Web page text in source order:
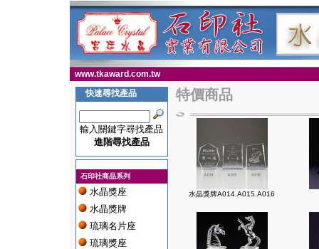
www.tkaward.com.tw
快速尋找產品
輸入關鍵字尋找產品
進階尋找產品
石印社商品系列
水晶獎座
水晶獎牌
琉璃名片座
琉璃獎座
特價商品
水晶獎牌A014.A015.A016